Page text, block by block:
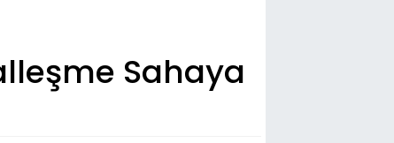
Sahaya